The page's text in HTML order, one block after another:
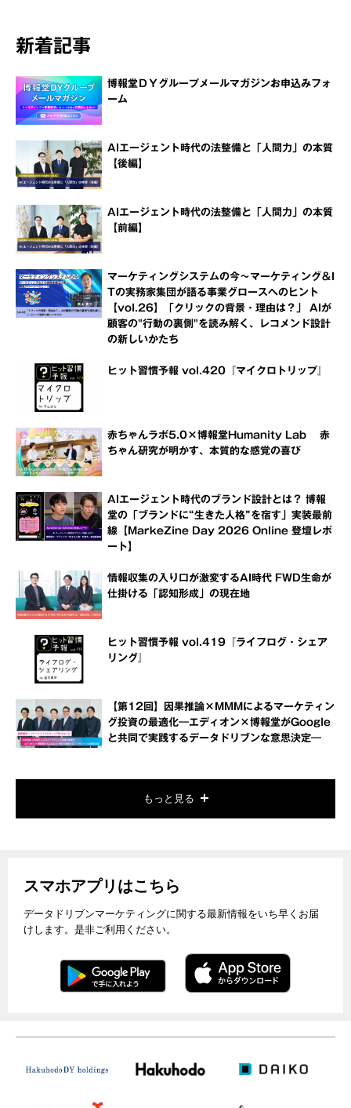
新着記事
博報堂ＤＹグループメールマガジンお申込みフォ
ーム
AIエージェント時代の法整備と「人間力」の本質
【後編】
AIエージェント時代の法整備と「人間力」の本質
【前編】
マーケティングシステムの今～マーケティング＆I
Tの実務家集団が語る事業グロースへのヒント
【vol.26】「クリックの背景・理由は？」 AIが
顧客の"行動の裏側"を読み解く、レコメンド設計
の新しいかたち
ヒット習慣予報 vol.420『マイクロトリップ』
赤ちゃんラボ5.0×博報堂Humanity Lab 赤
ちゃん研究が明かす、本質的な感覚の喜び
AIエージェント時代のブランド設計とは？ 博報
堂の「ブランドに“生きた人格”を宿す」実装最前
線【MarkeZine Day 2026 Online 登壇レポ
ート】
情報収集の入り口が激変するAI時代 FWD生命が
仕掛ける「認知形成」の現在地
ヒット習慣予報 vol.419『ライフログ・シェア
リング』
【第12回】因果推論×MMMによるマーケティン
グ投資の最適化―エディオン×博報堂がGoogle
と共同で実践するデータドリブンな意思決定―
もっと見る
スマホアプリはこちら
データドリブンマーケティングに関する最新情報をいち早くお届
けします。是非ご利用ください。